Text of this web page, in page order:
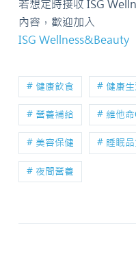
若想定時接收 ISG
內容，歡迎加入
ISG Wellness&Beauty
# 健康飲食 # 健康
# 營養補給 # 維他命
# 美容保健 # 睡眠品
# 夜間營養